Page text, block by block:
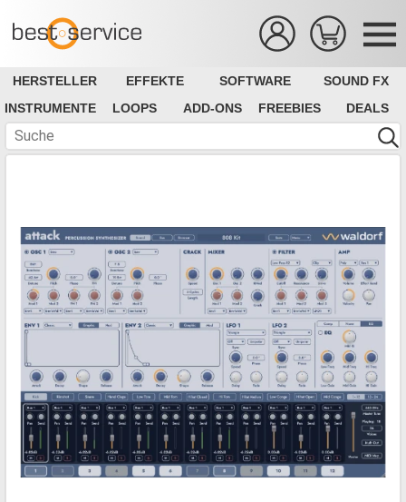
HERSTELLER EFFEKTE SOFTWARE
SOUND FX
INSTRUMENTE
LOOPS ADD-ONS FREEBIES DEALS